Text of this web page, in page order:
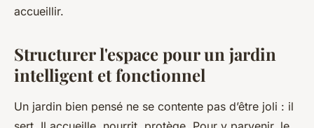
accueillir.
Structurer l'espace pour un jardin
intelligent et fonctionnel
Un jardin bien pensé ne se contente pas d’être joli : il